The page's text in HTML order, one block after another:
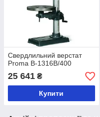
Свердлильний верстат
Proma B-1316B/400
25 641 ₴
Купити